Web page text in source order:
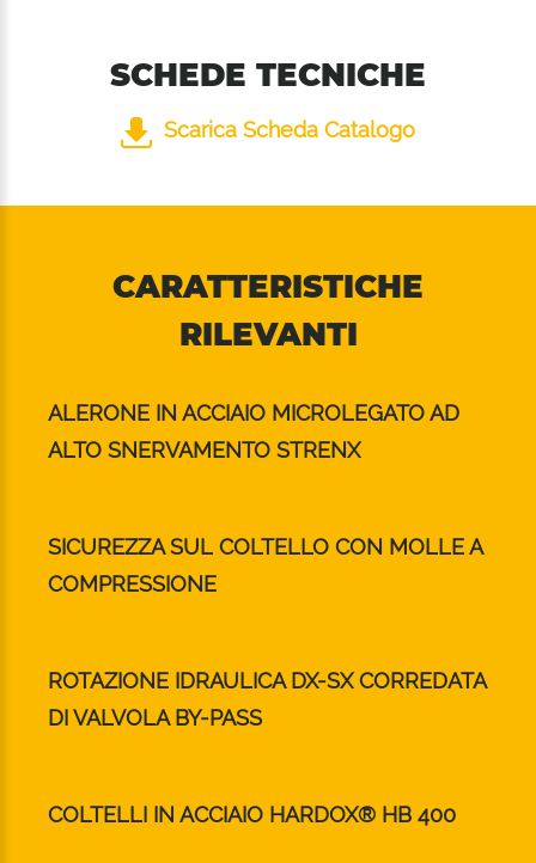
SCHEDE TECNICHE
Scarica Scheda Catalogo
CARATTERISTICHE
RILEVANTI
ALERONE IN ACCIAIO MICROLEGATO AD
ALTO SNERVAMENTO STRENX
SICUREZZA SUL COLTELLO CON MOLLE A
COMPRESSIONE
ROTAZIONE IDRAULICA DX-SX CORREDATA
DI VALVOLA BY-PASS
COLTELLI IN ACCIAIO HARDOX® HB 400